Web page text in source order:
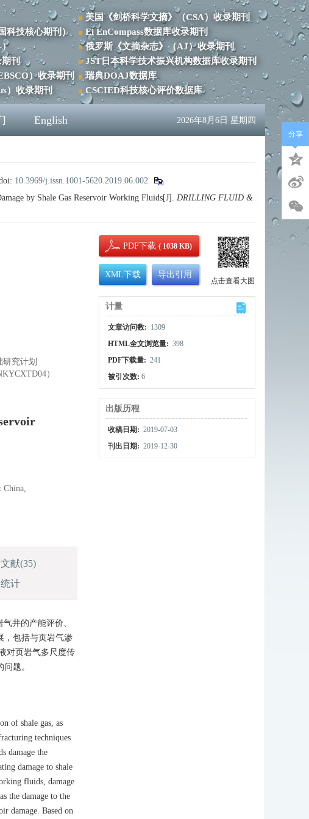
科技核心期刊）
刊
）收录期刊
）收录期刊
美国《剑桥科学文摘》（CSA）收录期刊
Ei EnCompass数据库收录期刊
俄罗斯《文摘杂志》（AJ）收录期刊
JST日本科学技术振兴机构数据库收录期刊
瑞典DOAJ数据库
CSCIED科技核心评价数据库
English 2026年8月6日 星期四
10.3969/j.issn.1001-5620.2019.06.002
by Shale Gas Reservoir Working Fluids[J]. DRILLING FLUID &
究计划
）
China,
献(35)
计
井的产能评价、
，包括与页岩气渗
对页岩气多尺度传
题。
of shale gas, as
techniques
damage the
damage to shale
fluids, damage
the damage to the
damage. Based on
PDF下载( 1038 KB)
XML下载 导出引用
点击查看大图
计量
文章访问数: 1309
HTML全文浏览量: 398
PDF下载量: 241
被引次数:6
出版历程
收稿日期: 2019-07-03
刊出日期: 2019-12-30
分享